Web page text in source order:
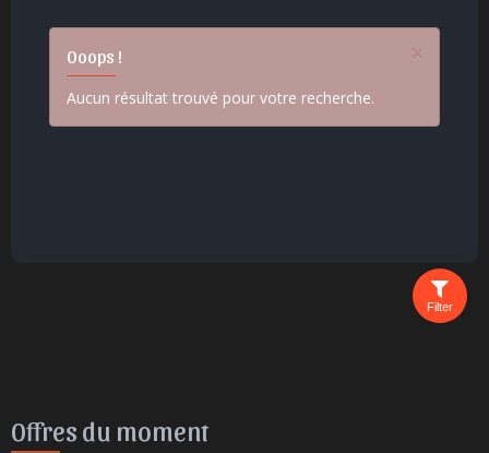
×
Ooops !
Aucun résultat trouvé pour votre recherche.
Filter
Offres du moment